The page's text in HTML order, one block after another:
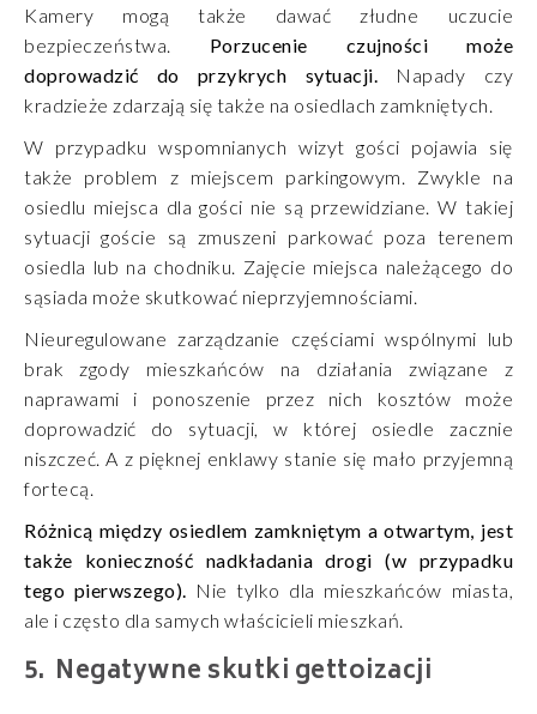
Kamery mogą także dawać złudne uczucie
bezpieczeństwa. Porzucenie czujności może
doprowadzić do przykrych sytuacji. Napady czy
kradzieże zdarzają się także na osiedlach zamkniętych.
W przypadku wspomnianych wizyt gości pojawia się
także problem z miejscem parkingowym. Zwykle na
osiedlu miejsca dla gości nie są przewidziane. W takiej
sytuacji goście są zmuszeni parkować poza terenem
osiedla lub na chodniku. Zajęcie miejsca należącego do
sąsiada może skutkować nieprzyjemnościami.
Nieuregulowane zarządzanie częściami wspólnymi lub
brak zgody mieszkańców na działania związane z
naprawami i ponoszenie przez nich kosztów może
doprowadzić do sytuacji, w której osiedle zacznie
niszczeć. A z pięknej enklawy stanie się mało przyjemną
fortecą.
Różnicą między osiedlem zamkniętym a otwartym, jest
także konieczność nadkładania drogi (w przypadku
tego pierwszego). Nie tylko dla mieszkańców miasta,
ale i często dla samych właścicieli mieszkań.
Negatywne skutki gettoizacji